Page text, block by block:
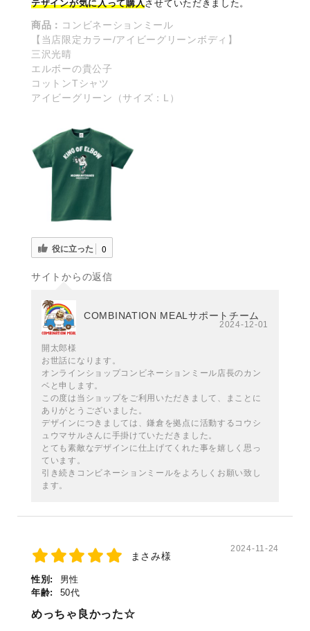
テザインが気に入って購入させていただきました。
商品： コンビネーションミール
【当店限定カラー/アイビーグリーンボディ】
三沢光晴
エルボーの貴公子
コットンTシャツ
アイビーグリーン（サイズ：L）
役に立った 0
サイトからの返信
COMBINATION MEALサポートチーム
2024-12-01
開太郎様
お世話になります。
オンラインショップコンビネーションミール店長のカン
ベと申します。
この度は当ショップをご利用いただきまして、まことに
ありがとうございました。
デザインにつきましては、鎌倉を拠点に活動するコウシ
ュウマサルさんに手掛けていただきました。
とても素敵なデザインに仕上げてくれた事を嬉しく思っ
ています。
引き続きコンビネーションミールをよろしくお願い致し
ます。
まさみ様
2024-11-24
性別:
男性
年齢:
50代
めっちゃ良かった☆